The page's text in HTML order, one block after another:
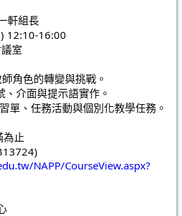
軒組長
12:10-16:00
室
角色的轉變與挑戰。
介面與提示語實作。
單、任務活動與個別化教學任務。
為止
NAPP/CourseView.aspx?